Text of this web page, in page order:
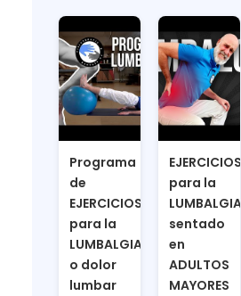
Programa
de
EJERCICIOS
para la
LUMBALGIA
o dolor
lumbar
EJERCICIOS
para la
LUMBALGIA
sentado
en
ADULTOS
MAYORES